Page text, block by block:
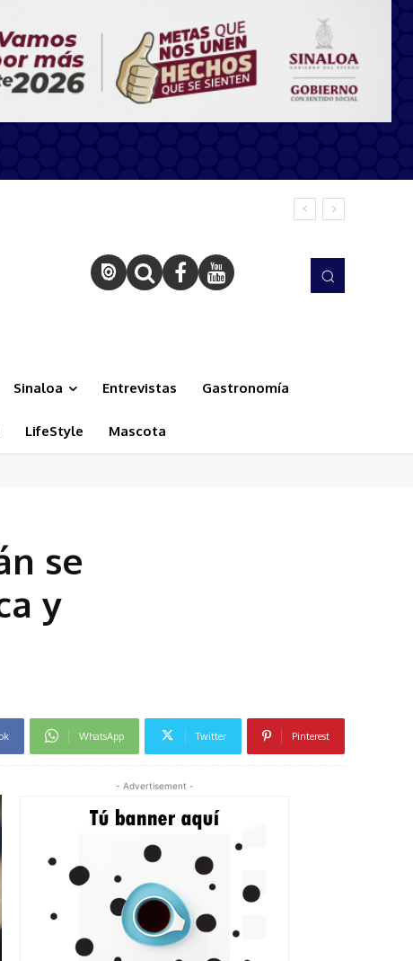
Sinaloa Entrevistas Gastronomía
LifeStyle Mascota
se
y
WhatsApp Twitter Pinterest
- Advertisement -